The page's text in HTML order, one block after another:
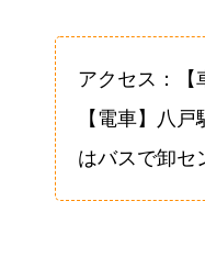
アクセス：【
【電車】八
はバスで卸セ